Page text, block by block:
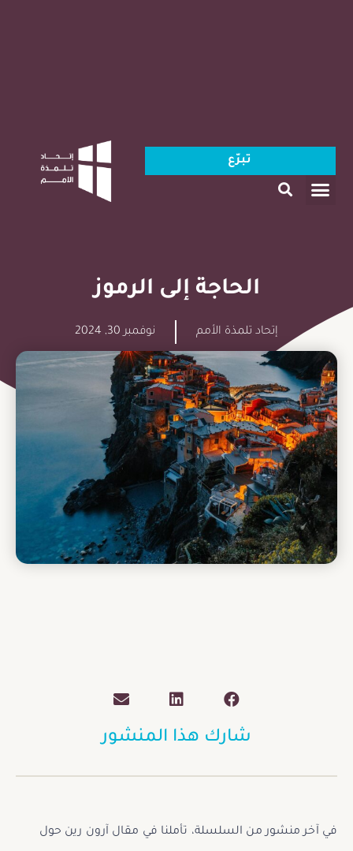
تبرّع
الحاجة إلى الرموز
إتحاد تلمذة الأمم نوفمبر 30, 2024
شارك هذا المنشور
في آخر منشور من السلسلة، تأملنا في مقال آرون رين حول